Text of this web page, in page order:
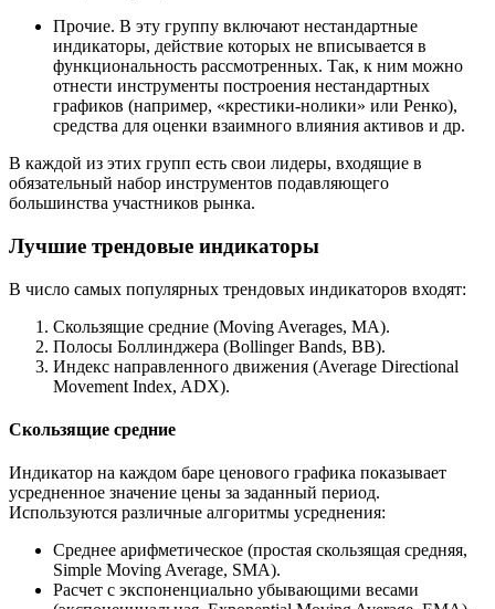
Прочие. В эту группу включают нестандартные
индикаторы, действие которых не вписывается в
функциональность рассмотренных. Так, к ним можно
отнести инструменты построения нестандартных
графиков (например, «крестики-нолики» или Ренко),
средства для оценки взаимного влияния активов и др.
В каждой из этих групп есть свои лидеры, входящие в
обязательный набор инструментов подавляющего
большинства участников рынка.
Лучшие трендовые индикаторы
В число самых популярных трендовых индикаторов входят:
Скользящие средние (Moving Averages, MA).
Полосы Боллинджера (Bollinger Bands, BB).
Индекс направленного движения (Average Directional
Movement Index, ADX).
Скользящие средние
Индикатор на каждом баре ценового графика показывает
усредненное значение цены за заданный период.
Используются различные алгоритмы усреднения:
Среднее арифметическое (простая скользящая средняя,
Simple Moving Average, SMA).
Расчет с экспоненциально убывающими весами